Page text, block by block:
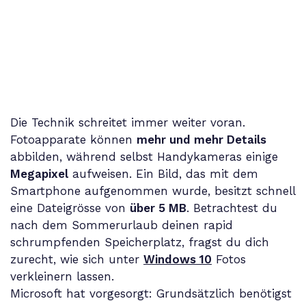
Die Technik schreitet immer weiter voran.
Fotoapparate können mehr und mehr Details
abbilden, während selbst Handykameras einige
Megapixel aufweisen. Ein Bild, das mit dem
Smartphone aufgenommen wurde, besitzt schnell
eine Dateigrösse von über 5 MB. Betrachtest du
nach dem Sommerurlaub deinen rapid
schrumpfenden Speicherplatz, fragst du dich
zurecht, wie sich unter Windows 10 Fotos
verkleinern lassen.
Microsoft hat vorgesorgt: Grundsätzlich benötigst